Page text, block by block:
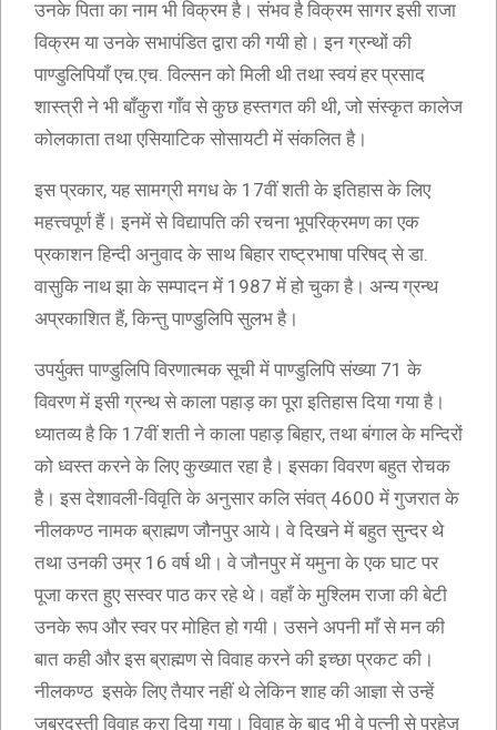
उनके पिता का नाम भी विक्रम है। संभव है विक्रम सागर इसी राजा
विक्रम या उनके सभापंडित द्वारा की गयी हो। इन ग्रन्थों की
पाण्डुलिपियाँ एच.एच. विल्सन को मिली थी तथा स्वयं हर प्रसाद
शास्त्री ने भी बाँकुरा गाँव से कुछ हस्तगत की थी, जो संस्कृत कालेज
कोलकाता तथा एसियाटिक सोसायटी में संकलित है।
इस प्रकार, यह सामग्री मगध के 17वीं शती के इतिहास के लिए
महत्त्वपूर्ण हैं। इनमें से विद्यापति की रचना भूपरिक्रमण का एक
प्रकाशन हिन्दी अनुवाद के साथ बिहार राष्ट्रभाषा परिषद् से डा.
वासुकि नाथ झा के सम्पादन में 1987 में हो चुका है। अन्य ग्रन्थ
अप्रकाशित हैं, किन्तु पाण्डुलिपि सुलभ है।
उपर्युक्त पाण्डुलिपि विरणात्मक सूची में पाण्डुलिपि संख्या 71 के
विवरण में इसी ग्रन्थ से काला पहाड़ का पूरा इतिहास दिया गया है।
ध्यातव्य है कि 17वीं शती ने काला पहाड़ बिहार, तथा बंगाल के मन्दिरों
को ध्वस्त करने के लिए कुख्यात रहा है। इसका विवरण बहुत रोचक
है। इस देशावली-विवृति के अनुसार कलि संवत् 4600 में गुजरात के
नीलकण्ठ नामक ब्राह्मण जौनपुर आये। वे दिखने में बहुत सुन्दर थे
तथा उनकी उम्र 16 वर्ष थी। वे जौनपुर में यमुना के एक घाट पर
पूजा करत हुए सस्वर पाठ कर रहे थे। वहाँ के मुश्लिम राजा की बेटी
उनके रूप और स्वर पर मोहित हो गयी। उसने अपनी माँ से मन की
बात कही और इस ब्राह्मण से विवाह करने की इच्छा प्रकट की।
नीलकण्ठ इसके लिए तैयार नहीं थे लेकिन शाह की आज्ञा से उन्हें
जबरदस्ती विवाह करा दिया गया। विवाह के बाद भी वे पत्नी से परहेज